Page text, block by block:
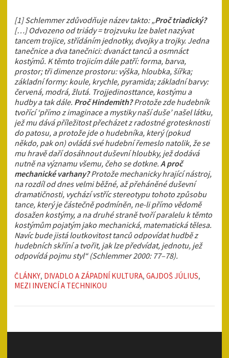
[1] Schlemmer zdůvodňuje název takto: „Proč triadický?
[…] Odvozeno od triády = trojzvuku lze balet nazývat
tancem trojice, střídáním jednotky, dvojky a trojky. Jedna
tanečnice a dva tanečnici: dvanáct tanců a osmnáct
kostýmů. K těmto trojicím dále patří: forma, barva,
prostor; tři dimenze prostoru: výška, hloubka, šířka;
základní formy: koule, krychle, pyramida; základní barvy:
červená, modrá, žlutá. Trojjedinosttance, kostýmu a
hudby a tak dále. Proč Hindemith?Protože zde hudebník
tvořící ‘přímo z imaginace a mystiky naší duše’ našel látku,
jež mu dává příležitost přecházet z radostné grotesknosti
do patosu, a protože jde o hudebníka, který (pokud
někdo, pak on) ovládá své hudební řemeslo natolik, že se
mu hravě daří dosáhnout duševní hloubky, jež dodává
nutně na významu všemu, čeho se dotkne. A proč
mechanické varhany?Protože mechanicky hrající nástroj,
na rozdíl od dnes velmi běžné, až přeháněné duševní
dramatičnosti, vychází vstříc stereotypu tohoto způsobu
tance, který je částečně podmíněn, ne-li přímo vědomě
dosažen kostýmy, a na druhé straně tvoří paralelu k těmto
kostýmům pojatým jako mechanická, matematická tělesa.
Navíc bude jistá loutkovitost tanců odpovídat hudbě z
hudebních skříní a tvořit, jak lze předvídat, jednotu, jež
odpovídá pojmu styl“ (Schlemmer 2000: 77–78).
ČLÁNKY, DIVADLO A ZÁPADNÍ KULTURA, GAJDOŠ JÚLIUS,
MEZI INVENCÍ A TECHNIKOU